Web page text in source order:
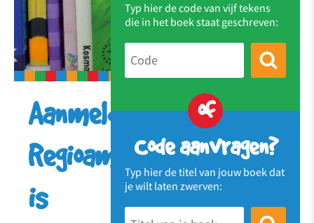
Typ hier de code van vijf tekens
die in het boek staat geschreven:
of
Code aanvragen?
Typ hier de titel van jouw boek dat
je wilt laten zwerven:
Aanmelding
Regioambassadeur
is